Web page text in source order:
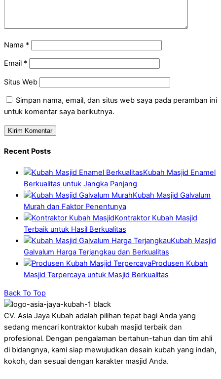
Nama *
Email *
Situs Web
Simpan nama, email, dan situs web saya pada peramban ini
untuk komentar saya berikutnya.
Recent Posts
Kubah Masjid Enamel
Berkualitas untuk Jangka Panjang
Kubah Masjid Galvalum
Murah dan Faktor Penentunya
Kontraktor Kubah Masjid
Terbaik untuk Hasil Berkualitas
Kubah Masjid
Galvalum Harga Terjangkau dan Berkualitas
Produsen Kubah
Masjid Terpercaya untuk Masjid Berkualitas
Back To Top
CV. Asia Jaya Kubah adalah pilihan tepat bagi Anda yang
sedang mencari kontraktor kubah masjid terbaik dan
profesional. Dengan pengalaman bertahun-tahun dan tim ahli
di bidangnya, kami siap mewujudkan desain kubah yang indah,
kokoh, dan sesuai dengan karakter masjid Anda.